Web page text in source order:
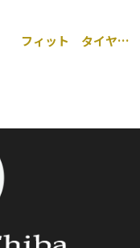
フィット タイヤ販売・交換